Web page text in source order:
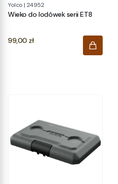
Yolco | 24952
Wieko do lodówek serii ET8
Cena
99,00 zł